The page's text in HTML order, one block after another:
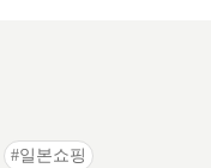
일본쇼핑